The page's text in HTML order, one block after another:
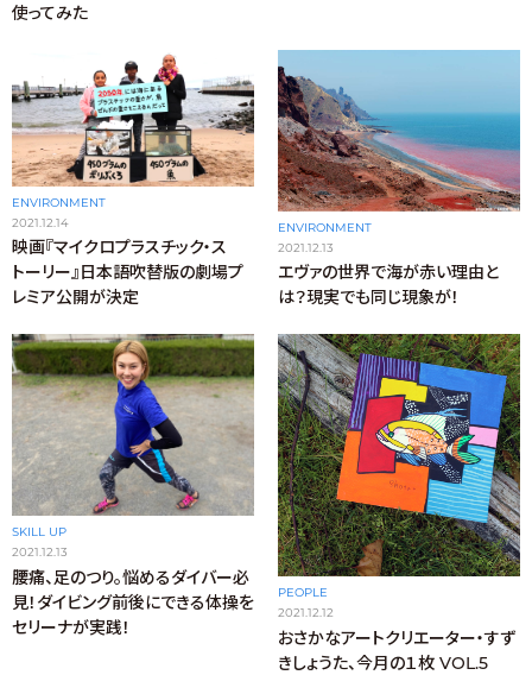
使ってみた
ENVIRONMENT
2021.12.14
映画『マイクロプラスチック・ス
トーリー』日本語吹替版の劇場プ
レミア公開が決定
ENVIRONMENT
2021.12.13
エヴァの世界で海が赤い理由と
は？現実でも同じ現象が！
SKILL UP
2021.12.13
腰痛、足のつり。悩めるダイバー必
見！ダイビング前後にできる体操を
セリーナが実践！
PEOPLE
2021.12.12
おさかなアートクリエーター・すず
きしょうた、今月の１枚 VOL.5